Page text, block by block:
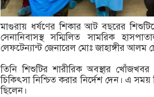
মাগুরায় ধর্ষণের শিকার আট বছরের
সেনানিবাসস্থ সম্মিলিত সামরিক
লেফটেন্যান্ট জেনারেল মোঃ জাহাঙ্গীর আলম
তিনি শিশুটির শারীরিক অবস্থার
চিকিৎসা নিশ্চিত করার নির্দেশ দেন। এ
ছিলেন।